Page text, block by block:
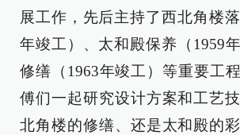
展工作，先后主持了西北角楼
年竣工）、太和殿保养（1959
修缮（1963年竣工）等重要工
傅们一起研究设计方案和工艺
北角楼的修缮、还是太和殿的